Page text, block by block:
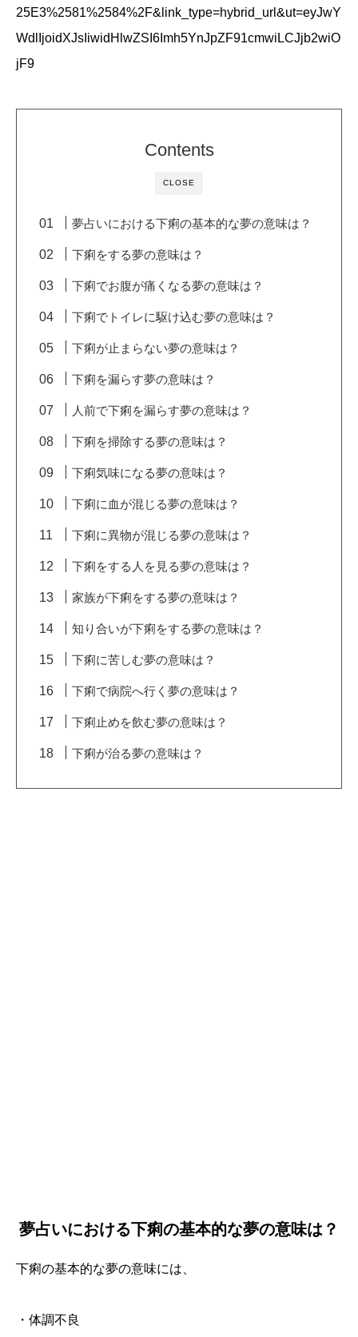
25E3%2581%2584%2F&link_type=hybrid_url&ut=eyJwY
WdlIjoidXJsIiwidHlwZSI6Imh5YnJpZF91cmwiLCJjb2wiO
jF9
CLOSE
Contents
夢占いにおける下痢の基本的な夢の意味は？
下痢をする夢の意味は？
下痢でお腹が痛くなる夢の意味は？
下痢でトイレに駆け込む夢の意味は？
下痢が止まらない夢の意味は？
下痢を漏らす夢の意味は？
人前で下痢を漏らす夢の意味は？
下痢を掃除する夢の意味は？
下痢気味になる夢の意味は？
下痢に血が混じる夢の意味は？
下痢に異物が混じる夢の意味は？
下痢をする人を見る夢の意味は？
家族が下痢をする夢の意味は？
知り合いが下痢をする夢の意味は？
下痢に苦しむ夢の意味は？
下痢で病院へ行く夢の意味は？
下痢止めを飲む夢の意味は？
下痢が治る夢の意味は？
夢占いにおける下痢の基本的な夢の意味は？
下痢の基本的な夢の意味には、
・体調不良